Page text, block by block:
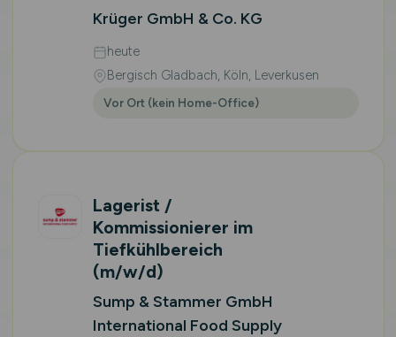
Krüger GmbH & Co. KG
heute
Bergisch Gladbach, Köln, Leverkusen
Vor Ort (kein Home-Office)
Lagerist /
Kommissionierer im
Tiefkühlbereich
(m/w/d)
Sump & Stammer GmbH
International Food Supply